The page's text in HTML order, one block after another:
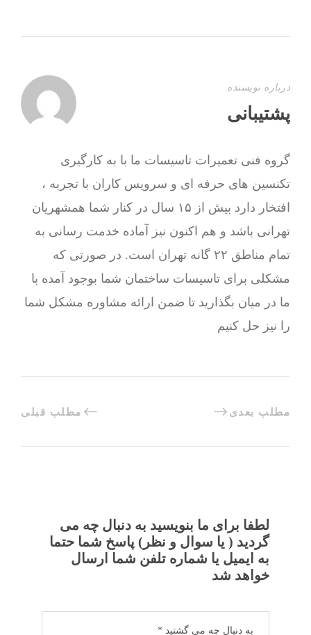
درباره نویسنده
پشتیبانی
گروه فنی تعمیرات تاسیسات ما با به‌ کارگیری
تکنسین های حرفه ای و سرویس کاران با تجربه ،
افتخار دارد بیش از ۱۵ سال در کنار شما همشهریان
تهرانی باشد و هم اکنون نیز آماده خدمت رسانی به
تمام مناطق ۲۲ گانه تهران است. در صورتی که
مشکلی برای تاسیسات ساختمان شما بوجود آمده با
ما در میان بگذارید تا ضمن ارائه مشاوره مشکل شما
را نیز حل کنیم
مطلب قبلی مطلب بعدی
لطفا برای ما بنویسید به دنبال چه می
گردید ( یا سوال و نظر) پاسخ شما حتما
به ایمیل یا شماره تلفن شما ارسال
خواهد شد